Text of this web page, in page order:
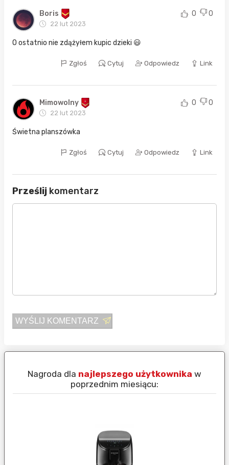
Boris
22 lut 2023
0 0
O ostatnio nie zdążyłem kupic dzieki 😃
Zgłoś Cytuj Odpowiedz Link
Mimowolny
22 lut 2023
0 0
Świetna planszówka
Zgłoś Cytuj Odpowiedz Link
Prześlij komentarz
WYŚLIJ KOMENTARZ
Nagroda dla najlepszego użytkownika w
poprzednim miesiącu: